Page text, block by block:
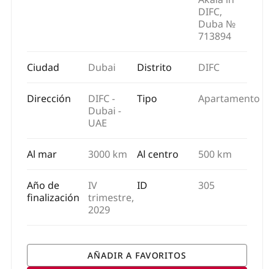
DIFC,
Duba №
713894
Ciudad Dubai Distrito DIFC
Dirección
DIFC -
Dubai -
UAE
Tipo Apartamento
Al mar 3000 km Al centro 500 km
Año de
finalización
IV
trimestre,
2029
ID 305